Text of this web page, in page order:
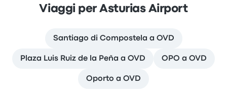
Viaggi per Asturias Airport
Santiago di Compostela a OVD
Plaza Luis Ruiz de la Peña a OVD OPO a OVD
Oporto a OVD